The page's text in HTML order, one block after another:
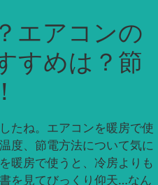
エアコンの
すめは？節
たね。エアコンを暖房で使
度、節電方法について気に
暖房で使うと、冷房よりも
を見てびっくり仰天…なん